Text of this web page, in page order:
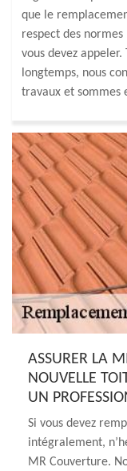
que le
respect des
vous devez
longtemps, nous
travaux et sommes
ASSURER LA
NOUVELLE
UN
Si vous devez
intégralement,
MR Couverture.